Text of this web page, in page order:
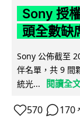
Sony 授
頭全數缺
Sony 公佈截至
伴名單，共 9 間
統光...
閱讀全
570 170